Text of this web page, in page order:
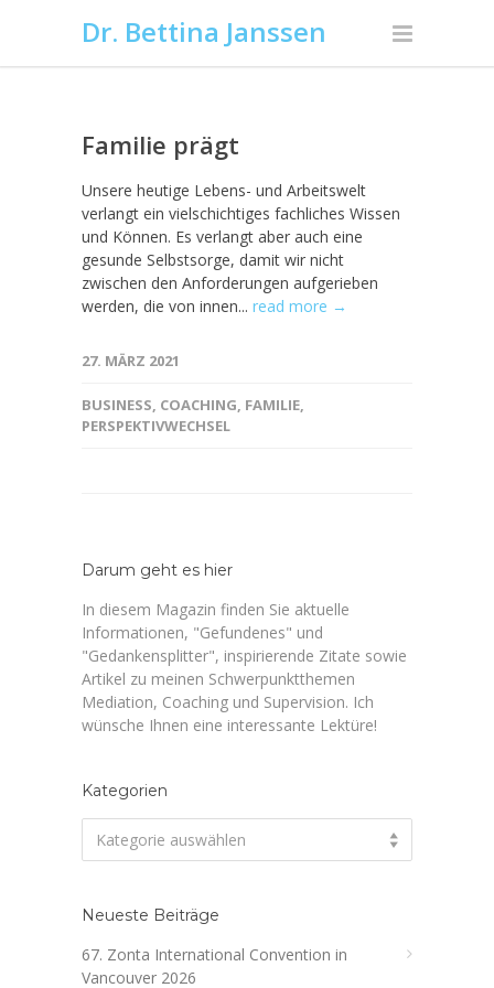
Dr. Bettina Janssen
Familie prägt
Unsere heutige Lebens- und Arbeitswelt
verlangt ein vielschichtiges fachliches Wissen
und Können. Es verlangt aber auch eine
gesunde Selbstsorge, damit wir nicht
zwischen den Anforderungen aufgerieben
werden, die von innen... read more →
27. MÄRZ 2021
BUSINESS, COACHING, FAMILIE,
PERSPEKTIVWECHSEL
Darum geht es hier
In diesem Magazin finden Sie aktuelle
Informationen, "Gefundenes" und
"Gedankensplitter", inspirierende Zitate sowie
Artikel zu meinen Schwerpunktthemen
Mediation, Coaching und Supervision. Ich
wünsche Ihnen eine interessante Lektüre!
Kategorien
Kategorie auswählen
Neueste Beiträge
67. Zonta International Convention in
Vancouver 2026